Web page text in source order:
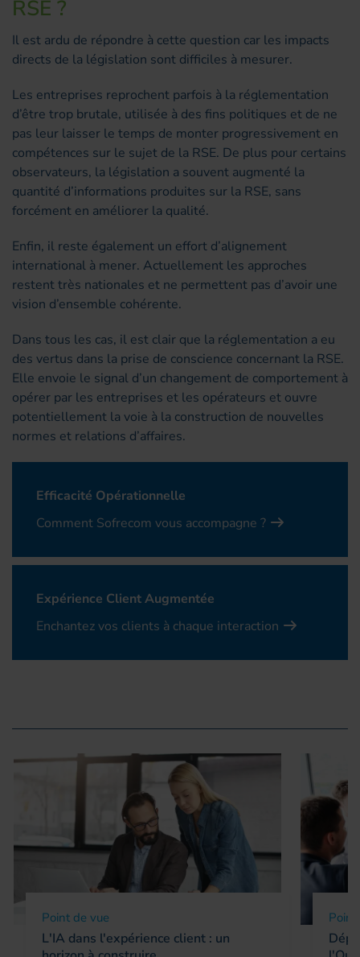
RSE ?
Il est ardu de répondre à cette question car les impacts
directs de la législation sont difficiles à mesurer.
Les entreprises reprochent parfois à la réglementation
d’être trop brutale, utilisée à des fins politiques et de ne
pas leur laisser le temps de monter progressivement en
compétences sur le sujet de la RSE. De plus pour certains
observateurs, la législation a souvent augmenté la
quantité d’informations produites sur la RSE, sans
forcément en améliorer la qualité.
Enfin, il reste également un effort d’alignement
international à mener. Actuellement les approches
restent très nationales et ne permettent pas d’avoir une
vision d’ensemble cohérente.
Dans tous les cas, il est clair que la réglementation a eu
des vertus dans la prise de conscience concernant la RSE.
Elle envoie le signal d’un changement de comportement à
opérer par les entreprises et les opérateurs et ouvre
potentiellement la voie à la construction de nouvelles
normes et relations d’affaires.
Efficacité Opérationnelle
Comment Sofrecom vous accompagne ?
Expérience Client Augmentée
Enchantez vos clients à chaque interaction
Point de vue
L'IA dans l'expérience client : un
Point